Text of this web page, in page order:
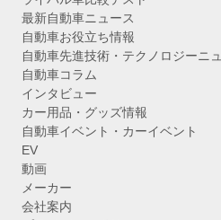
最新自動車ニュース
自動車お役立ち情報
自動車先進技術・テクノロジーニ
自動車コラム
インタビュー
カー用品・グッズ情報
自動車イベント・カーイベント
EV
動画
メーカー
会社案内